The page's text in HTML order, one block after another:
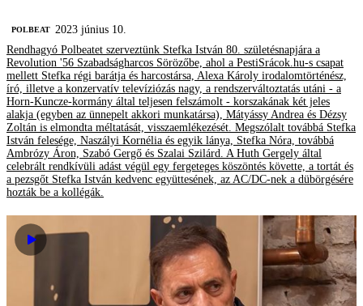
‎POLBEAT
2023 június 10.
Rendhagyó Polbeatet szerveztünk Stefka István 80. születésnapjára a
Revolution '56 Szabadságharcos Sörözőbe, ahol a PestiSrácok.hu-s csapat
mellett Stefka régi barátja és harcostársa, Alexa Károly irodalomtörténész,
író, illetve a konzervatív televíziózás nagy, a rendszerváltoztatás utáni - a
Horn-Kuncze-kormány által teljesen felszámolt - korszakának két jeles
alakja (egyben az ünnepelt akkori munkatársa), Mátyássy Andrea és Dézsy
Zoltán is elmondta méltatását, visszaemlékezését. Megszólalt továbbá Stefka
István felesége, Naszályi Kornélia és egyik lánya, Stefka Nóra, továbbá
Ambrózy Áron, Szabó Gergő és Szalai Szilárd. A Huth Gergely által
celebrált rendkívüli adást végül egy fergeteges köszöntés követte, a tortát és
a pezsgőt Stefka István kedvenc együttesének, az AC/DC-nek a dübörgésére
hozták be a kollégák.